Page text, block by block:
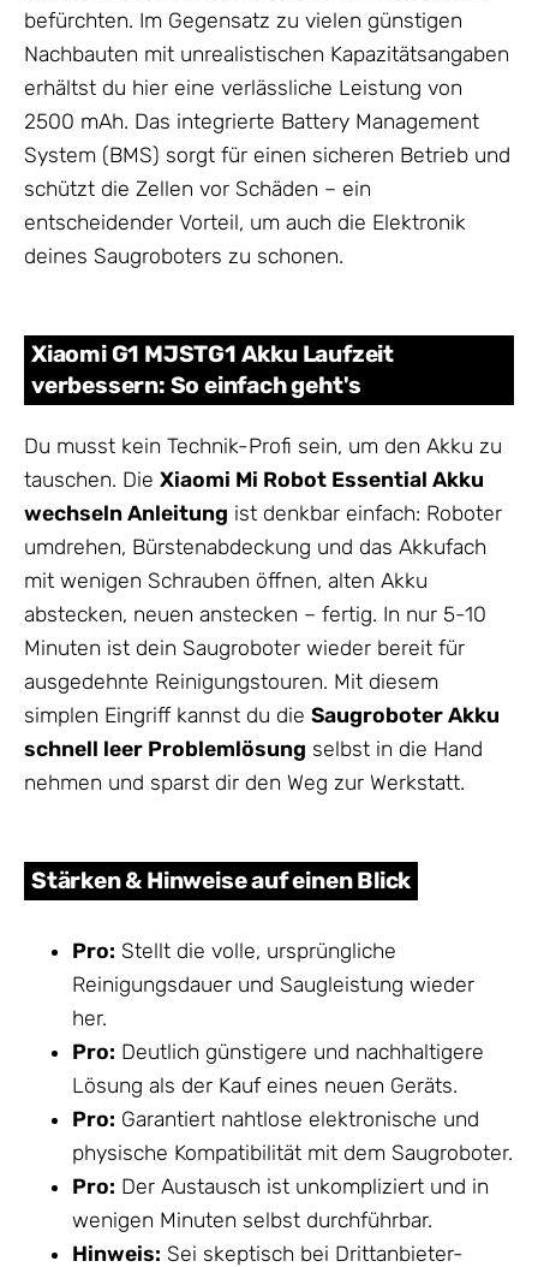
befürchten. Im Gegensatz zu vielen günstigen
Nachbauten mit unrealistischen Kapazitätsangaben
erhältst du hier eine verlässliche Leistung von
2500 mAh. Das integrierte Battery Management
System (BMS) sorgt für einen sicheren Betrieb und
schützt die Zellen vor Schäden – ein
entscheidender Vorteil, um auch die Elektronik
deines Saugroboters zu schonen.
Xiaomi G1 MJSTG1 Akku Laufzeit
verbessern: So einfach geht's
Du musst kein Technik-Profi sein, um den Akku zu
tauschen. Die Xiaomi Mi Robot Essential Akku
wechseln Anleitung ist denkbar einfach: Roboter
umdrehen, Bürstenabdeckung und das Akkufach
mit wenigen Schrauben öffnen, alten Akku
abstecken, neuen anstecken – fertig. In nur 5-10
Minuten ist dein Saugroboter wieder bereit für
ausgedehnte Reinigungstouren. Mit diesem
simplen Eingriff kannst du die Saugroboter Akku
schnell leer Problemlösung selbst in die Hand
nehmen und sparst dir den Weg zur Werkstatt.
Stärken & Hinweise auf einen Blick
Pro: Stellt die volle, ursprüngliche
Reinigungsdauer und Saugleistung wieder
her.
Pro: Deutlich günstigere und nachhaltigere
Lösung als der Kauf eines neuen Geräts.
Pro: Garantiert nahtlose elektronische und
physische Kompatibilität mit dem Saugroboter.
Pro: Der Austausch ist unkompliziert und in
wenigen Minuten selbst durchführbar.
Hinweis: Sei skeptisch bei Drittanbieter-